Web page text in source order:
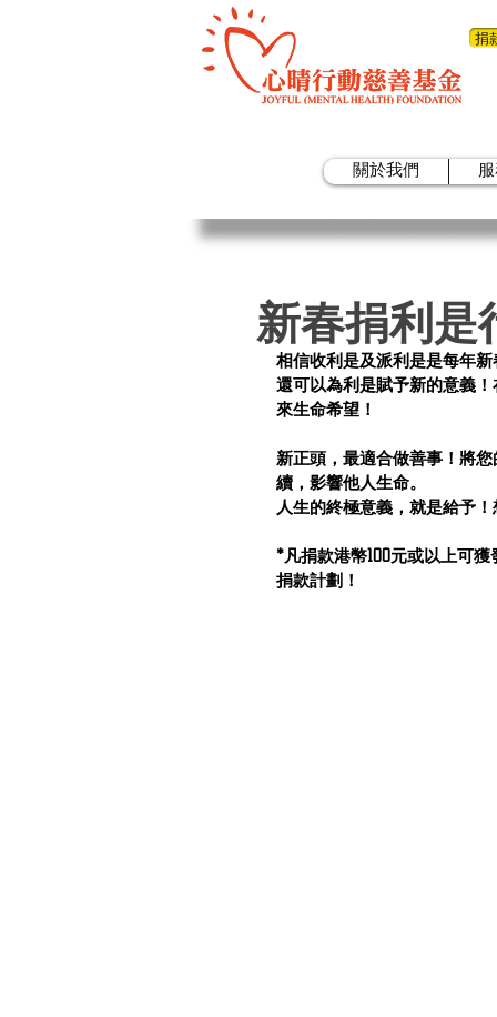
捐
關於我們
新春捐利是
相信收利是及派利是是每年
還可以為利是賦予新的意義
來生命希望！
新正頭，最適合做善事！將
續，影響他人生命。
人生的終極意義，就是給予
*凡捐款港幣100元或以上可
捐款計劃！